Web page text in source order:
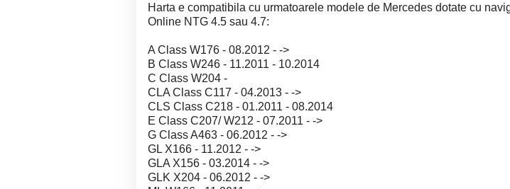
Harta e compatibila cu urmatoarele modele de Mercedes dotate cu
Online NTG 4.5 sau 4.7:
A Class W176 - 08.2012 - ->
B Class W246 - 11.2011 - 10.2014
C Class W204 -
CLA Class C117 - 04.2013 - ->
CLS Class C218 - 01.2011 - 08.2014
E Class C207/ W212 - 07.2011 - ->
G Class A463 - 06.2012 - ->
GL X166 - 11.2012 - ->
GLA X156 - 03.2014 - ->
GLK X204 - 06.2012 - ->